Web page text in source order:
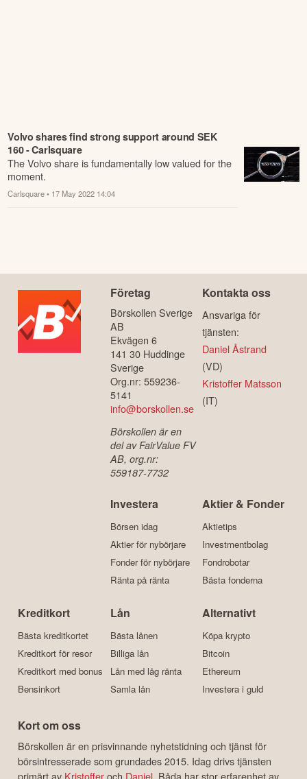
Volvo shares find strong support around SEK
160 - Carlsquare
The Volvo share is fundamentally low valued for the
moment.
Carlsquare • 17 May 2022 14:04
Företag
Börskollen Sverige
AB
Ekvägen 6
141 30 Huddinge
Sverige
Org.nr: 559236-
5141
info@borskollen.se
Börskollen är en
del av FairValue FV
AB, org.nr:
559187-7732
Kontakta oss
Ansvariga för
tjänsten:
Daniel Åstrand
(VD)
Kristoffer Matsson
(IT)
Investera
Börsen idag
Aktier för nybörjare
Fonder för nybörjare
Ränta på ränta
Aktier & Fonder
Aktietips
Investmentbolag
Fondrobotar
Bästa fonderna
Kreditkort
Bästa kreditkortet
Kreditkort för resor
Kreditkort med bonus
Bensinkort
Lån
Bästa lånen
Billiga lån
Lån med låg ränta
Samla lån
Alternativt
Köpa krypto
Bitcoin
Ethereum
Investera i guld
Kort om oss
Börskollen är en prisvinnande nyhetstidning och tjänst för
börsintresserade som grundades 2015. Idag drivs tjänsten
primärt av Kristofferoch Daniel . Båda har stor erfarenhet av